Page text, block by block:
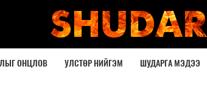
ОНЦЛОВ УЛСТӨР НИЙГЭМ ШУДАРГА МЭДЭЭ